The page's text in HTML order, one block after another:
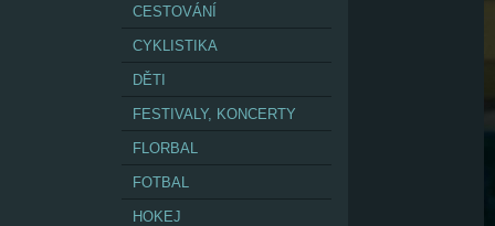
CESTOVÁNÍ
CYKLISTIKA
DĚTI
FESTIVALY, KONCERTY
FLORBAL
FOTBAL
HOKEJ